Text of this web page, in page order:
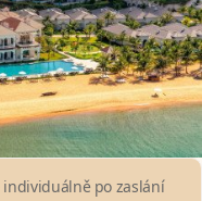
po zaslání